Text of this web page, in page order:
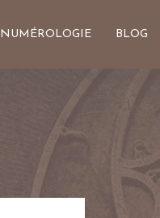
NUMÉROLOGIE BLOG